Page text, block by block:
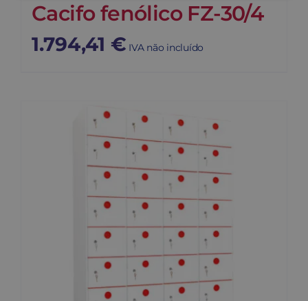
Cacifo fenólico FZ-30/4
1.794,41 € IVA não incluído